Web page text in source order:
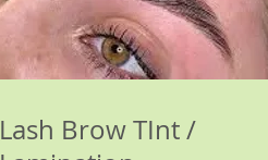
Lash Brow TInt /